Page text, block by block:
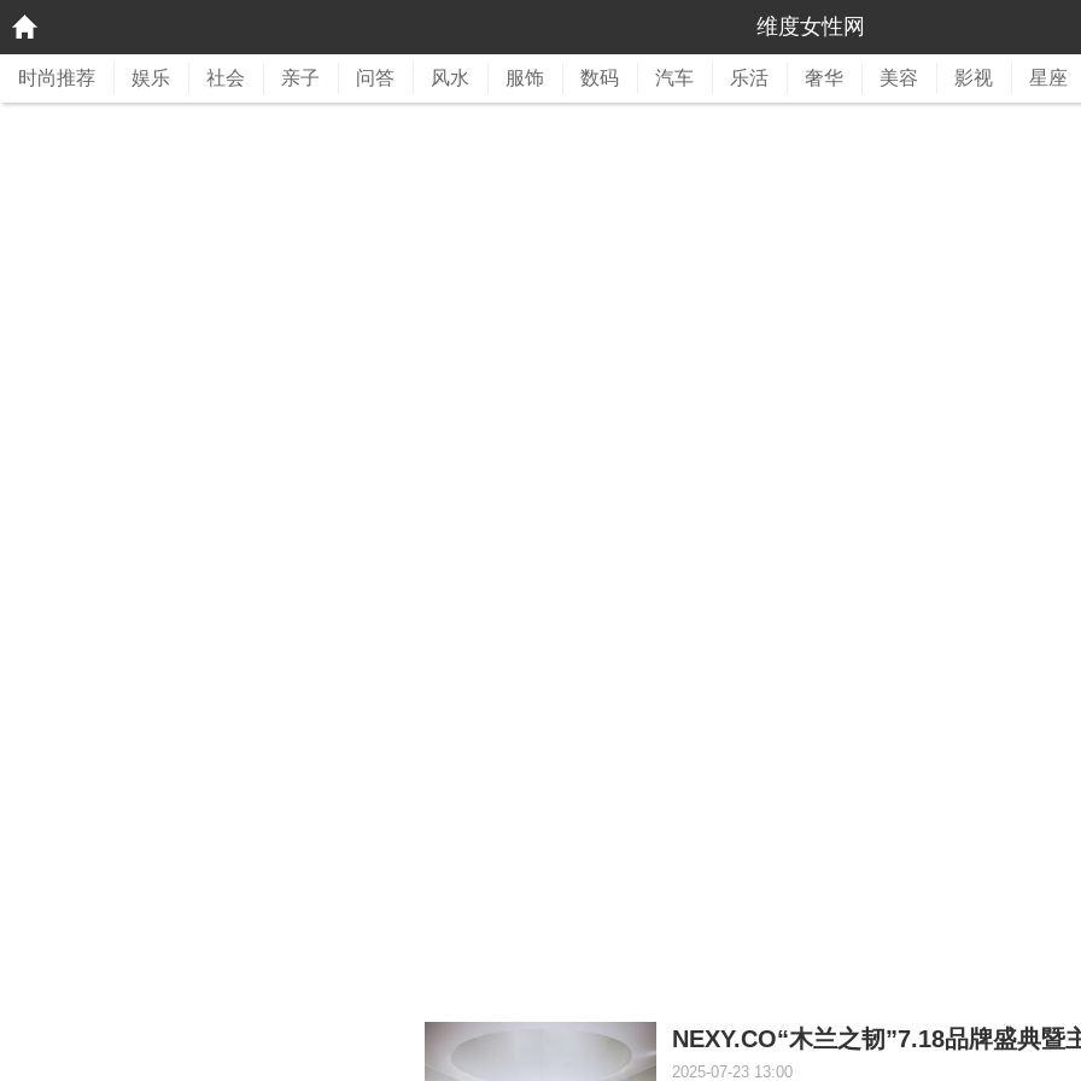
维度女性网
时尚推荐 娱乐 社会 亲子 问答 风水 服饰 数码 汽车 乐活 奢华 美容 影视 星座
NEXY.CO“木兰之韧”7.18品牌盛典暨
2025-07-23 13:00